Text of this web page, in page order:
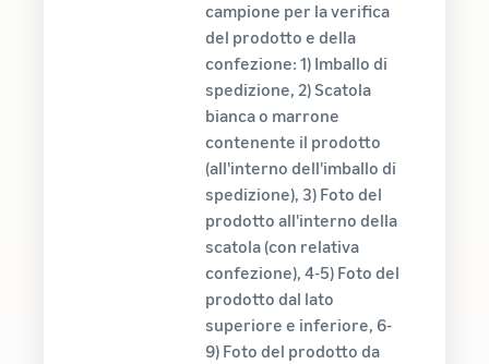
campione per la verifica
del prodotto e della
confezione: 1) Imballo di
spedizione, 2) Scatola
bianca o marrone
contenente il prodotto
(all'interno dell'imballo di
spedizione), 3) Foto del
prodotto all'interno della
scatola (con relativa
confezione), 4-5) Foto del
prodotto dal lato
superiore e inferiore, 6-
9) Foto del prodotto da